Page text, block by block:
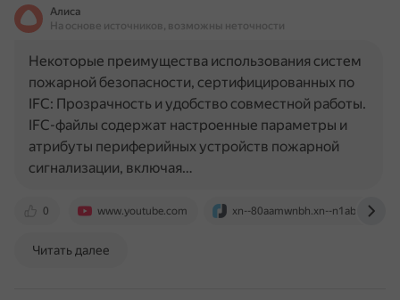
Алиса
На основе источников, возможны неточности
0 www.youtube.com xn--80aamwnbh.xn--n1abu.xn--
Некоторые преимущества использования систем
пожарной безопасности, сертифицированных по
IFC: Прозрачность и удобство совместной работы.
IFC-файлы содержат настроенные параметры и
атрибуты периферийных устройств пожарной
сигнализации, включая…
Читать далее